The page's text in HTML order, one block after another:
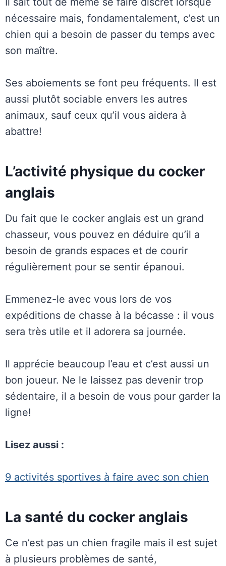
nécessaire mais, fondamentalement, c’est un
chien qui a besoin de passer du temps avec
son maître.
Ses aboiements se font peu fréquents. Il est
aussi plutôt sociable envers les autres
animaux, sauf ceux qu’il vous aidera à
abattre!
L’activité physique du cocker
anglais
Du fait que le cocker anglais est un grand
chasseur, vous pouvez en déduire qu’il a
besoin de grands espaces et de courir
régulièrement pour se sentir épanoui.
Emmenez-le avec vous lors de vos
expéditions de chasse à la bécasse : il vous
sera très utile et il adorera sa journée.
Il apprécie beaucoup l’eau et c’est aussi un
bon joueur. Ne le laissez pas devenir trop
sédentaire, il a besoin de vous pour garder la
ligne!
Lisez aussi :
9 activités sportives à faire avec son chien
La santé du cocker anglais
Ce n’est pas un chien fragile mais il est sujet
à plusieurs problèmes de santé,